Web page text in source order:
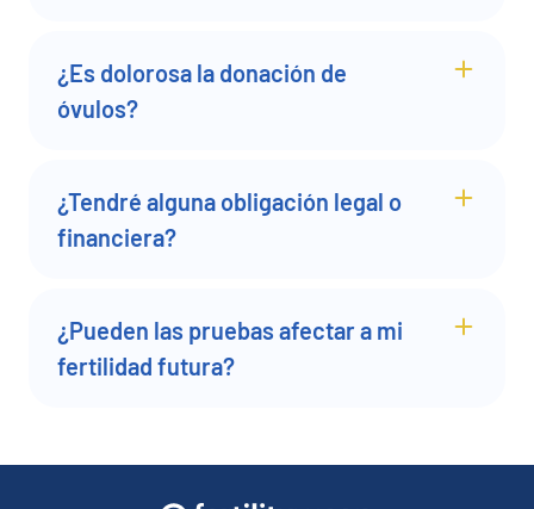
¿Es dolorosa la donación de
óvulos?
¿Tendré alguna obligación legal o
financiera?
¿Pueden las pruebas afectar a mi
fertilidad futura?